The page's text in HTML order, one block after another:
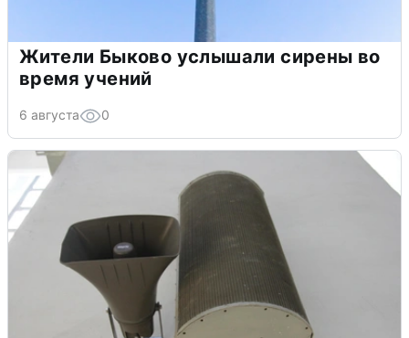
Жители Быково услышали сирены во
время учений
6 августа 0